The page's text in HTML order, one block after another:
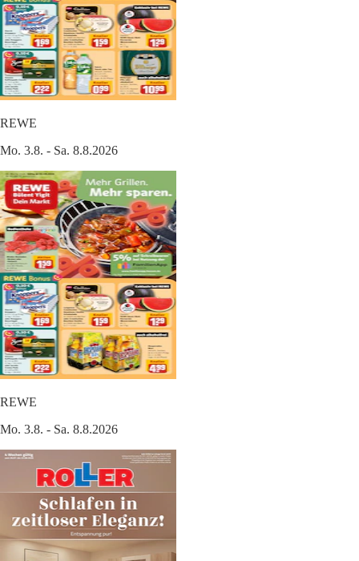
REWE
Mo. 3.8. - Sa. 8.8.2026
REWE
Mo. 3.8. - Sa. 8.8.2026